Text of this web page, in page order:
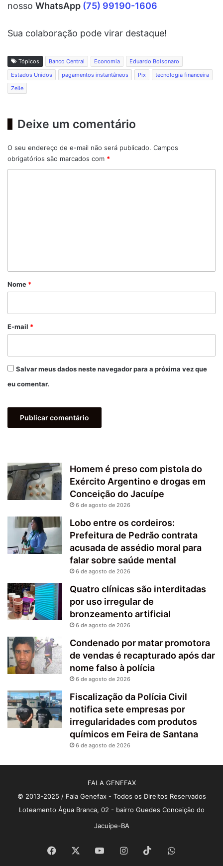
nosso WhatsApp (75) 99190-1606
Sua colaboração pode virar destaque!
Tópicos Banco Central Economia
Eduardo Bolsonaro
Estados Unidos
pagamentos instantâneos Pix
tecnologia financeira
Zelle
Deixe um comentário
O seu endereço de e-mail não será publicado. Campos
obrigatórios são marcados com *
r
*
Nome *
E-mail *
Salvar meus dados neste navegador para a próxima vez que
eu comentar.
Homem é preso com pistola do
Exército Argentino e drogas em
Conceição do Jacuípe
6 de agosto de 2026
Lobo entre os cordeiros:
Prefeitura de Pedrão contrata
acusada de assédio moral para
falar sobre saúde mental
6 de agosto de 2026
Quatro clínicas são interditadas
por uso irregular de
bronzeamento artificial
6 de agosto de 2026
Condenado por matar promotora
de vendas é recapturado após dar
nome falso à polícia
6 de agosto de 2026
Fiscalização da Polícia Civil
notifica sete empresas por
irregularidades com produtos
químicos em Feira de Santana
6 de agosto de 2026
FALA GENEFAX
© 2013-2025 / Fala Genefax - Todos os Direitos Reservados
Loteamento Água Branca, 02 - bairro Guedes Conceição do
Jacuípe-BA
Facebook YouTubeInstagram
TikTokWhatsApp